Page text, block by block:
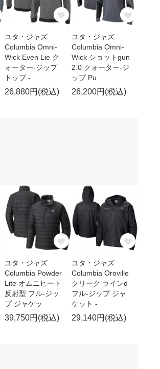
ユタ・ジャズ
Columbia Omni-
Wick Even Lie ク
ォーター-ジップ
トップ -
26,880円(税込)
ユタ・ジャズ
Columbia Omni-
Wick ショットgun
2.0 クォーター-ジ
ップ Pu
26,200円(税込)
ユタ・ジャズ
Columbia Powder
Lite オムニヒート
反射型 フル-ジッ
プ ジャケッ
39,750円(税込)
ユタ・ジャズ
Columbia Oroville
クリーク ラインd
フル-ジップ ジャ
ケット -
29,140円(税込)